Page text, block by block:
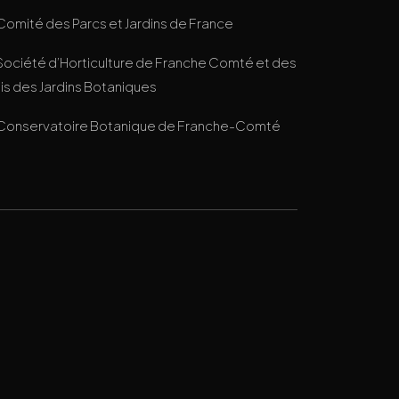
des Parcs et Jardins de France
d’Horticulture de Franche Comté et des
des Jardins Botaniques
Botanique de Franche-Comté